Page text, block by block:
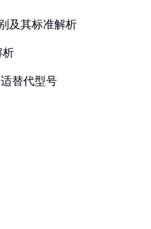
及其标准解析
析
替代型号